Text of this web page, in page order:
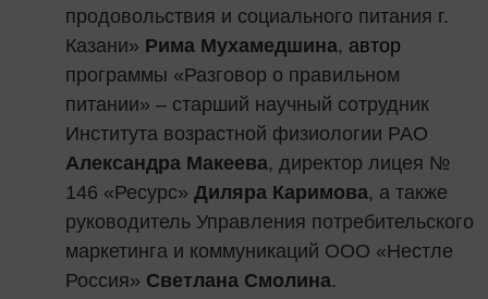
продовольствия и социального питания г.
Казани» Рима Мухамедшина, автор
программы «Разговор о правильном
питании» – старший научный сотрудник
Института возрастной физиологии РАО
Александра Макеева, директор лицея №
146 «Ресурс» Диляра Каримова, а также
руководитель Управления потребительского
маркетинга и коммуникаций ООО «Нестле
Россия» Светлана Смолина.